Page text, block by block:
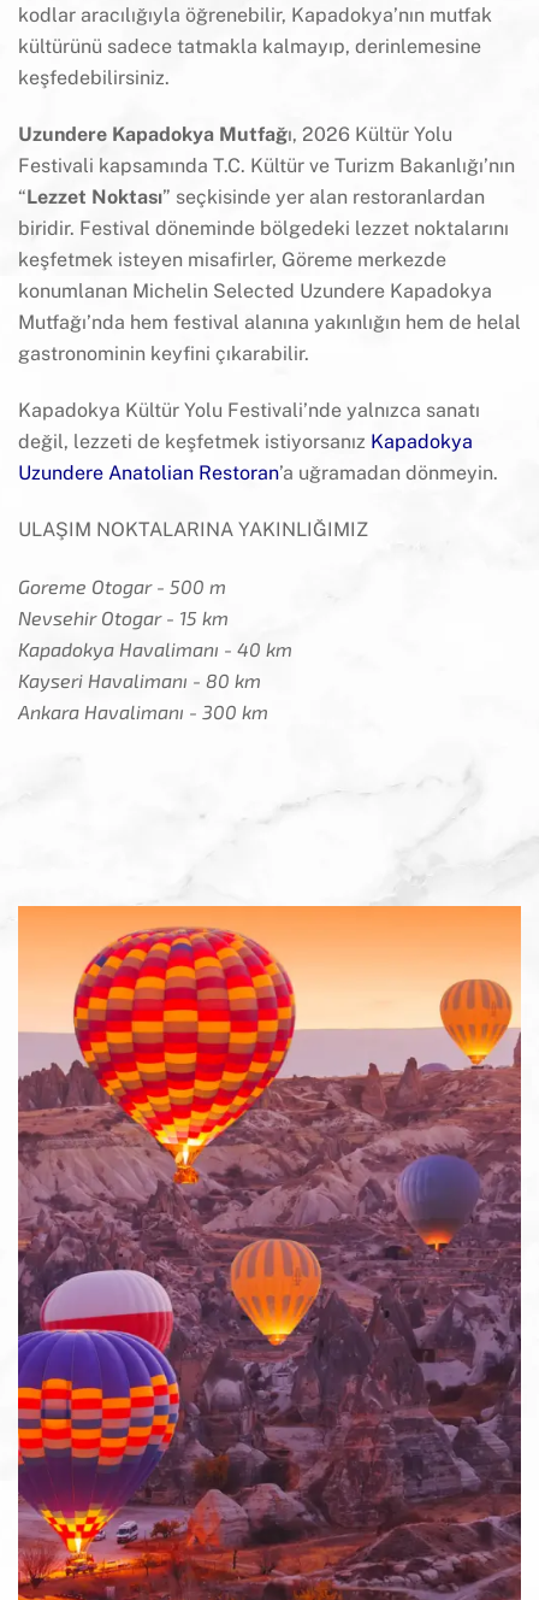
kodlar aracılığıyla öğrenebilir, Kapadokya’nın mutfak
kültürünü sadece tatmakla kalmayıp, derinlemesine
keşfedebilirsiniz.
Uzundere Kapadokya Mutfağı, 2026 Kültür Yolu
Festivali kapsamında T.C. Kültür ve Turizm Bakanlığı’nın
“Lezzet Noktası” seçkisinde yer alan restoranlardan
biridir. Festival döneminde bölgedeki lezzet noktalarını
keşfetmek isteyen misafirler, Göreme merkezde
konumlanan Michelin Selected Uzundere Kapadokya
Mutfağı’nda hem festival alanına yakınlığın hem de helal
gastronominin keyfini çıkarabilir.
Kapadokya Kültür Yolu Festivali’nde yalnızca sanatı
değil, lezzeti de keşfetmek istiyorsanız Kapadokya
Uzundere Anatolian Restoran’a uğramadan dönmeyin.
ULAŞIM NOKTALARINA YAKINLIĞIMIZ
Goreme Otogar - 500 m
Nevsehir Otogar - 15 km
Kapadokya Havalimanı - 40 km
Kayseri Havalimanı - 80 km
Ankara Havalimanı - 300 km